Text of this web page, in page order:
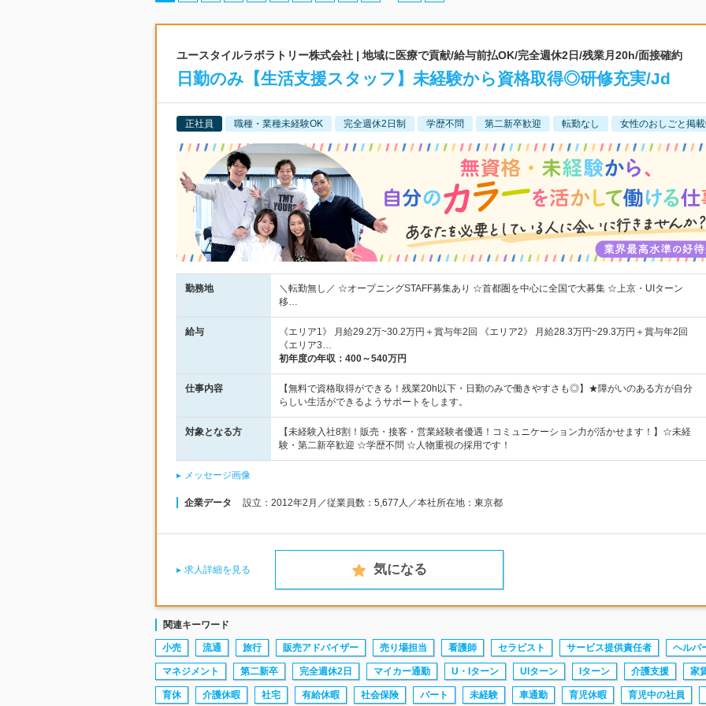
ユースタイルラボラトリー株式会社 | 地域に医療で貢献/給与前払OK/完全週休2日/残業月20h/面接確約
日勤のみ【生活支援スタッフ】未経験から資格取得◎研修充実/Jd
正社員 職種・業種未経験OK 完全週休2日制 学歴不問 第二新卒歓迎 転勤なし 女性のおしごと掲
勤務地
＼転勤無し／ ☆オープニングSTAFF募集あり ☆首都圏を中心に全国で大募集 ☆上京・UIターン
移…
給与
《エリア1》 月給29.2万~30.2万円＋賞与年2回 《エリア2》 月給28.3万円~29.3万円＋賞与年2回
《エリア3…
初年度の年収： 400～540万円
仕事内容
【無料で資格取得ができる！残業20h以下・日勤のみで働きやすさも◎】★障がいのある方が自分
らしい生活ができるようサポートをします。
対象となる方
【未経験入社8割！販売・接客・営業経験者優遇！コミュニケーション力が活かせます！】☆未経
験・第二新卒歓迎 ☆学歴不問 ☆人物重視の採用です！
メッセージ画像
企業データ 設立：2012年2月／従業員数：5,677人／本社所在地：東京都
求人詳細を見る 気になる
関連キーワード
小売 流通 旅行 販売アドバイザー 売り場担当 看護師 セラピスト サービス提供責任者 ヘルパ
マネジメント 第二新卒 完全週休2日 マイカー通勤 U・Iターン UIターン Iターン 介護支援 家
育休 介護休暇 社宅 有給休暇 社会保険 パート 未経験 車通勤 育児休暇 育児中の社員